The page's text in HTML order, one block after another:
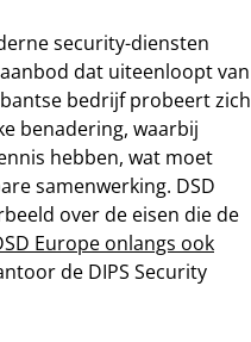
security-diensten
dat uiteenloopt van
bedrijf probeert zich
benadering, waarbij
hebben, wat moet
samenwerking. DSD
over de eisen die de
Europe onlangs ook
de DIPS Security